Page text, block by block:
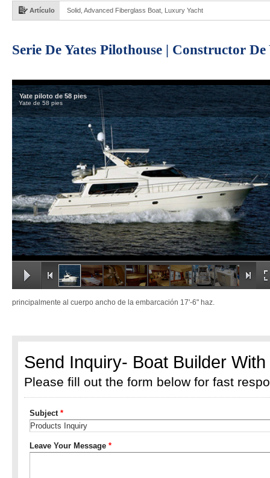
Artículo Solid, Advanced Fiberglass Boat, Luxury Yacht
Serie De Yates Pilothouse | Constructor De
Yate piloto de 58 pies
Yate de 58 pies
principalmente al cuerpo ancho de la embarcación 17'-6" haz.